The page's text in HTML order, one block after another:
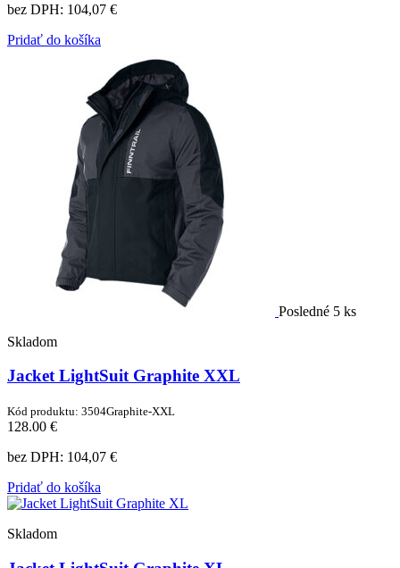
bez DPH: 104,07 €
Pridať do košíka
Posledné 5 ks
Skladom
Jacket LightSuit Graphite XXL
Kód produktu: 3504Graphite-XXL
128.00 €
bez DPH: 104,07 €
Pridať do košíka
Skladom